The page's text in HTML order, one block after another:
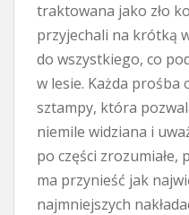
traktowana jako zło
przyjechali na krótką
do wszystkiego, co
w lesie. Każda
sztampy, która
niemile widziana i
po części zrozumiałe,
ma przynieść jak
najmniejszych